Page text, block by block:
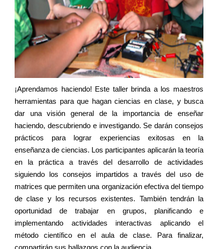
¡Aprendamos haciendo! Este taller brinda a los maestros
herramientas para que hagan ciencias en clase, y busca
dar una visión general de la importancia de enseñar
haciendo, descubriendo e investigando. Se darán consejos
prácticos para lograr experiencias exitosas en la
enseñanza de ciencias. Los participantes aplicarán la teoría
en la práctica a través del desarrollo de actividades
siguiendo los consejos impartidos a través del uso de
matrices que permiten una organización efectiva del tiempo
de clase y los recursos existentes. También tendrán la
oportunidad de trabajar en grupos, planificando e
implementando actividades interactivas aplicando el
método científico en el aula de clase. Para finalizar,
compartirán sus hallazgos con la audiencia.